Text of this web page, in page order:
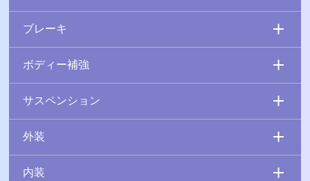
ブレーキ
ボディー補強
サスペンション
外装
内装